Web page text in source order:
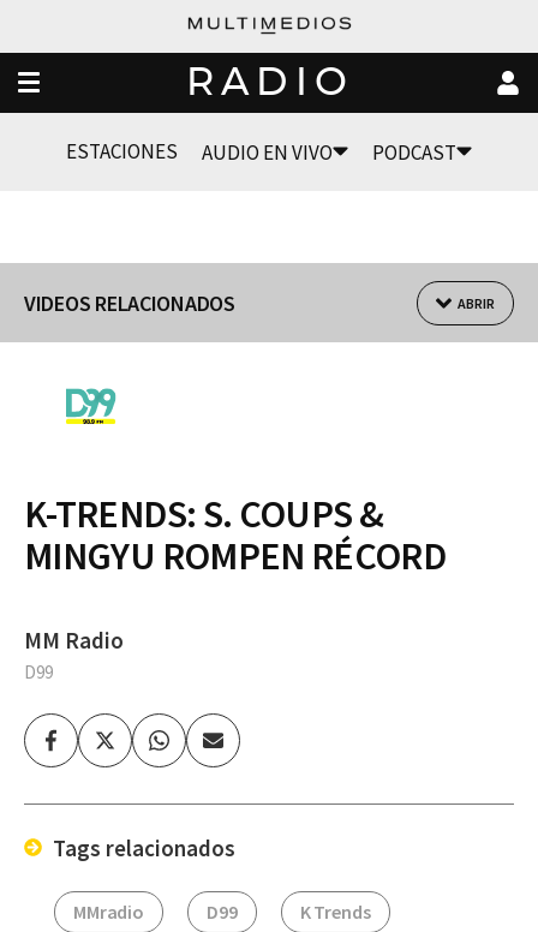
RADIO
ESTACIONES AUDIO EN VIVO PODCAST
VIDEOS RELACIONADOS ABRIR
K-TRENDS: S. COUPS &
MINGYU ROMPEN RÉCORD
MM Radio
D99
FacebookTwitterWhatsapp
Enviar
por
Tags relacionados
MMradio D99 K Trends